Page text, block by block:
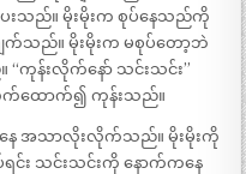
းသည်။ မိုးမိုးက စုပ်နေသည်ကို
က်သည်။ မိုးမိုးက မစုပ်တော့ဘဲ
ကုန်းလိုက်နော် သင်းသင်း”
က်ထောက်၍ ကုန်းသည်။
နေ အသာလိုးလိုက်သည်။ မိုးမိုးကို
ရင်း သင်းသင်းကို နောက်ကနေ